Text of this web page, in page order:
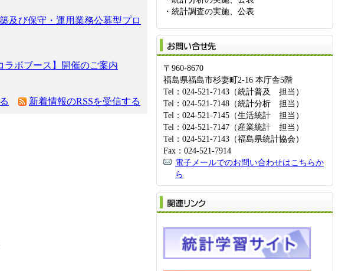
及び保守・運用業務公募型プロ
ラボブース】開催のご案内
新着情報のRSSを受信する
・統計調査の実施、公表
〒960-8670
福島県福島市杉妻町2-16 本庁舎5階
Tel：024-521-7143（統計普及 担当）
Tel：024-521-7148（統計分析 担当）
Tel：024-521-7145（生活統計 担当）
Tel：024-521-7147（産業統計 担当）
Tel：024-521-7143（福島県統計協会）
Fax：024-521-7914
電子メールでのお問い合わせはこちらか
ら